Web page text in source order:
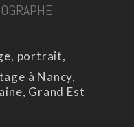
portrait,
à Nancy,
Grand Est